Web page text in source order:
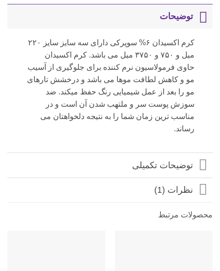
توضیحات
کرم اکسیدان ۶% سوپرکی دارای سه سایز سایز ۲۲۰
میل و ۷۵۰ و ۳۷۵۰ میل می باشد. کرم اکسیدان
حاوی فرمولاسیون نرم کننده برای جلوگیری از آسیب
مو و کاهش لطافت موها می باشد و درخشش تارهای
مو را بعد از عمل شیمیایی رنگ حفظ میکند. ضد
سوزش پوست سر و ملتهب شدن آن است و در
مناسب ترین زمان شما را به نتیجه دلخواهتان می
رساند.
توضیحات تکمیلی
نظرات (1)
محصولات مرتبط